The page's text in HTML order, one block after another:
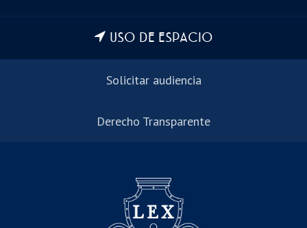
USO DE ESPACIO
Solicitar audiencia
Derecho Transparente